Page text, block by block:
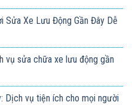
Sửa Xe Lưu Động Gần Đây Dễ
vụ sửa chữa xe lưu động gần
Dịch vụ tiện ích cho mọi người